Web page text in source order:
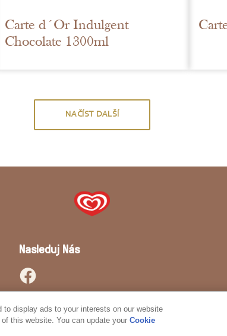
Carte d´Or Indulgent
Chocolate 1300ml
NAČÍST DALŠÍ
Nasleduj Nás
display ads to your interests on our website
this website. You can update your Cookie